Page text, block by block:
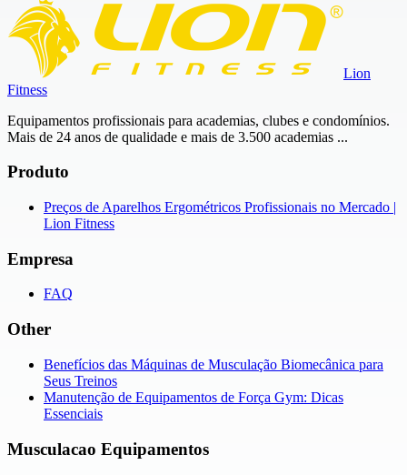
Lion
Fitness
Equipamentos profissionais para academias, clubes e condomínios.
Mais de 24 anos de qualidade e mais de 3.500 academias ...
Produto
Preços de Aparelhos Ergométricos Profissionais no Mercado |
Lion Fitness
Empresa
FAQ
Other
Benefícios das Máquinas de Musculação Biomecânica para
Seus Treinos
Manutenção de Equipamentos de Força Gym: Dicas
Essenciais
Musculacao Equipamentos